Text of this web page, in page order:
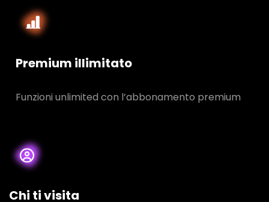
Premium illimitato
Funzioni unlimited con l’abbonamento premium
Chi ti visita